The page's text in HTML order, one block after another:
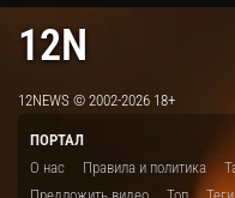
12N
12NEWS © 2002-2026 18+
ПОРТАЛ
О нас
Правила и политика